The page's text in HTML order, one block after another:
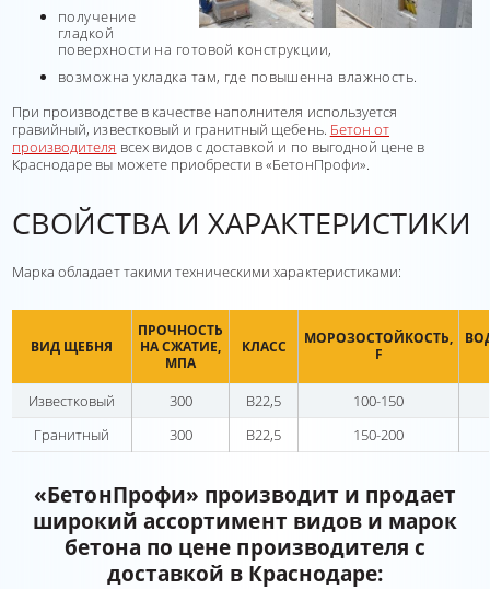
получение
гладкой
поверхности на готовой конструкции,
возможна укладка там, где повышенна влажность.
При производстве в качестве наполнителя используется
гравийный, известковый и гранитный щебень. Бетон от
производителя всех видов с доставкой и по выгодной цене в
Краснодаре вы можете приобрести в «БетонПрофи».
СВОЙСТВА И ХАРАКТЕРИСТИКИ
Марка обладает такими техническими характеристиками:
ВИД ЩЕБНЯ
ПРОЧНОСТЬ
НА СЖАТИЕ,
МПА
КЛАСС
МОРОЗОСТОЙКОСТЬ,
F
Известковый 300 В22,5
100-150
Гранитный
300 В22,5 150-200
«БетонПрофи» производит и продает
широкий ассортимент видов и марок
бетона по цене производителя с
доставкой в Краснодаре: